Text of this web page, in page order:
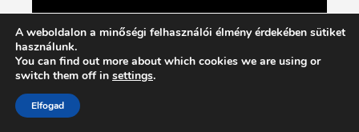
A CsaládEgyetem 2021/22. tanév 1. félévének
A weboldalon a minőségi felhasználói élmény érdekében sütiket
használunk.
You can find out more about which cookies we are using or
switch them off in settings.
Elfogad